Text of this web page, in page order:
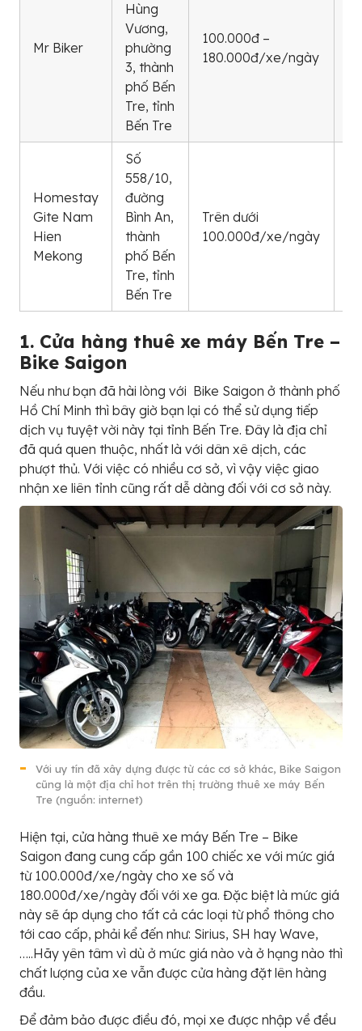
Mr Biker
Hùng
Vương,
phường
3, thành
phố Bến
Tre, tỉnh
Bến Tre
100.000đ –
180.000đ/xe/ngày
Homestay
Gite Nam
Hien
Mekong
Số
558/10,
đường
Bình An,
thành
phố Bến
Tre, tỉnh
Bến Tre
Trên dưới
100.000đ/xe/ngày
1. Cửa hàng thuê xe máy Bến Tre –
Bike Saigon
Nếu như bạn đã hài lòng với Bike Saigon ở thành phố
Hồ Chí Minh thì bây giờ bạn lại có thể sử dụng tiếp
dịch vụ tuyệt vời này tại tỉnh Bến Tre. Đây là địa chỉ
đã quá quen thuộc, nhất là với dân xê dịch, các
phượt thủ. Với việc có nhiều cơ sở, vì vậy việc giao
nhận xe liên tỉnh cũng rất dễ dàng đối với cơ sở này.
Với uy tín đã xây dựng được từ các cơ sở khác, Bike Saigon
cũng là một địa chỉ hot trên thị trường thuê xe máy Bến
Tre (nguồn: internet)
Hiện tại, cửa hàng thuê xe máy Bến Tre – Bike
Saigon đang cung cấp gần 100 chiếc xe với mức giá
từ 100.000đ/xe/ngày cho xe số và
180.000đ/xe/ngày đối với xe ga. Đặc biệt là mức giá
này sẽ áp dụng cho tất cả các loại từ phổ thông cho
tới cao cấp, phải kể đến như: Sirius, SH hay Wave,
…..Hãy yên tâm vì dù ở mức giá nào và ở hạng nào thì
chất lượng của xe vẫn được cửa hàng đặt lên hàng
đầu.
Để đảm bảo được điều đó, mọi xe được nhập về đều